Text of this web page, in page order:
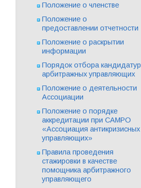
Положение о членстве
Положение о
предоставлении отчетности
Положение о раскрытии
информации
Порядок отбора кандидатур
арбитражных управляющих
Положение о деятельности
Ассоциации
Положение о порядке
аккредитации при САМРО
«Ассоциация антикризисных
управляющих»
Правила проведения
стажировки в качестве
помощника арбитражного
управляющего